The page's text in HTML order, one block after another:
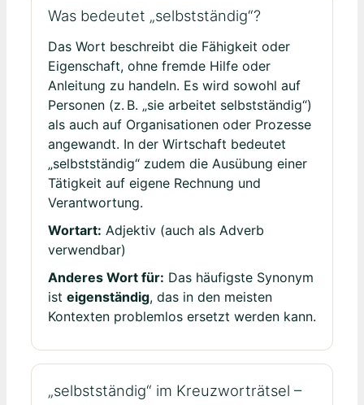
Was bedeutet „selbstständig“?
Das Wort beschreibt die Fähigkeit oder
Eigenschaft, ohne fremde Hilfe oder
Anleitung zu handeln. Es wird sowohl auf
Personen (z. B. „sie arbeitet selbstständig“)
als auch auf Organisationen oder Prozesse
angewandt. In der Wirtschaft bedeutet
„selbstständig“ zudem die Ausübung einer
Tätigkeit auf eigene Rechnung und
Verantwortung.
Wortart: Adjektiv (auch als Adverb
verwendbar)
Anderes Wort für: Das häufigste Synonym
ist eigenständig, das in den meisten
Kontexten problemlos ersetzt werden kann.
„selbstständig“ im Kreuzworträtsel –